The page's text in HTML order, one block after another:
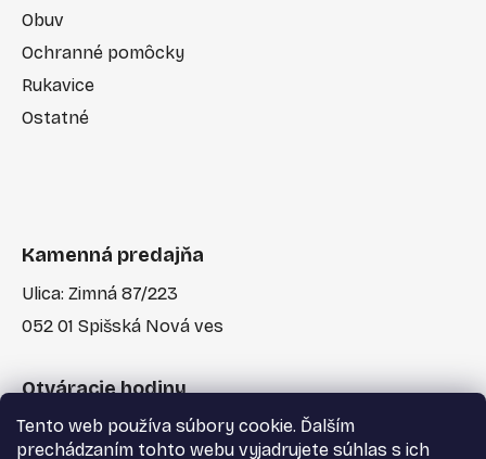
Tento web používa súbory cookie. Ďalším
prechádzaním tohto webu vyjadrujete súhlas s ich
Obuv
Ochranné pomôcky
Rukavice
Ostatné
Kamenná predajňa
Ulica: Zimná 87/223
052 01 Spišská Nová ves
Otváracie hodiny
Po-Pia: 7:30 - 17:00